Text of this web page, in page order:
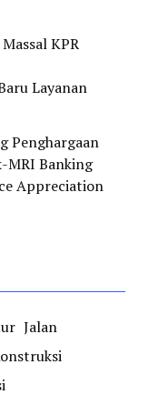
KPR
Layanan
Penghargaan
MRI Banking
Appreciation
Jalan